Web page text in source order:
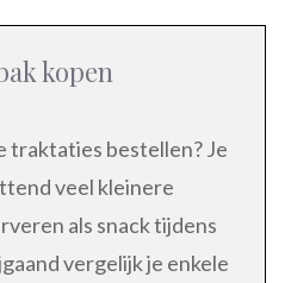
kopen
traktaties bestellen? Je
veel kleinere
als snack tijdens
vergelijk je enkele